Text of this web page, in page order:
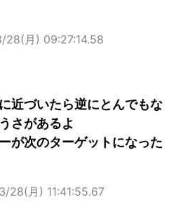
月) 09:27:14.58
近づいたら逆にとんでもな
さがあるよ
が次のターゲットになった
28(月) 11:41:55.67